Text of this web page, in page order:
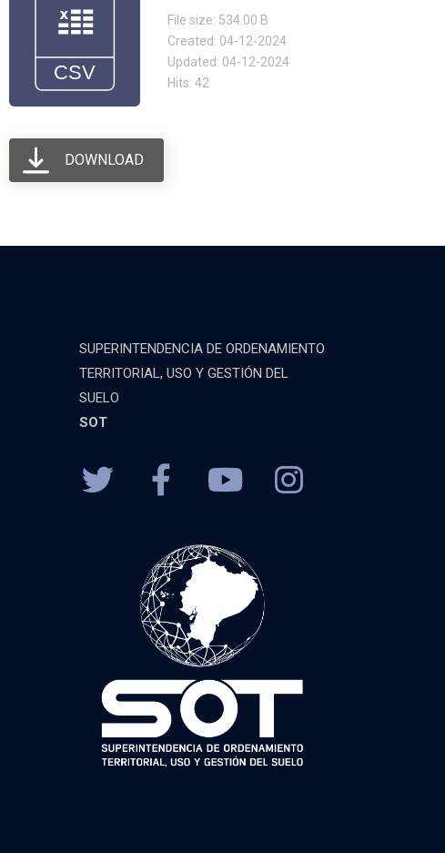
File size: 534.00 B
Created: 04-12-2024
Updated: 04-12-2024
Hits: 42
DOWNLOAD
SUPERINTENDENCIA DE ORDENAMIENTO
TERRITORIAL, USO Y GESTIÓN DEL
SUELO
SOT